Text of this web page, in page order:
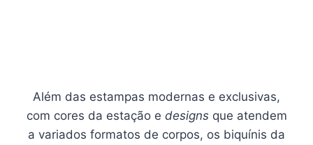
Além das estampas modernas e exclusivas,
com cores da estação e designs que atendem
a variados formatos de corpos, os biquínis da